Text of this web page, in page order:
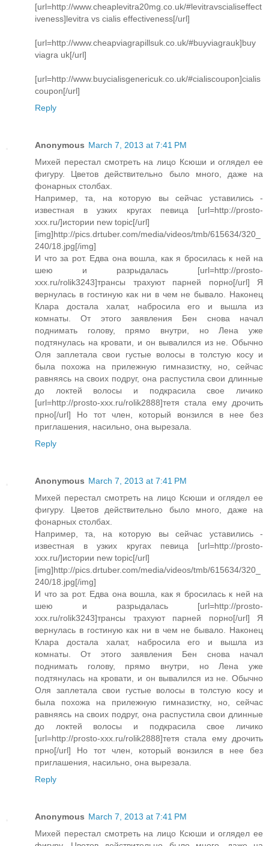
[url=http://www.cheaplevitra20mg.co.uk/#levitravscialiseffect
iveness]levitra vs cialis effectiveness[/url]
[url=http://www.cheapviagrapillsuk.co.uk/#buyviagrauk]buy
viagra uk[/url]
[url=http://www.buycialisgenericuk.co.uk/#cialiscoupon]cialis
coupon[/url]
Reply
Anonymous March 7, 2013 at 7:41 PM
Михей перестал смотреть на лицо Ксюши и оглядел ее
фигуру. Цветов действительно было много, даже на
фонарных столбах.
Например, та, на которую вы сейчас уставились -
известная в узких кругах певица [url=http://prosto-
xxx.ru/]истории new topic[/url]
[img]http://pics.drtuber.com/media/videos/tmb/615634/320_
240/18.jpg[/img]
И что за рот. Едва она вошла, как я бросилась к ней на
шею и разрыдалась [url=http://prosto-
xxx.ru/rolik3243]трансы трахуют парней порно[/url] Я
вернулась в гостиную как ни в чем не бывало. Наконец
Клара достала халат, набросила его и вышла из
комнаты. От этого заявления Бен снова начал
поднимать голову, прямо внутри, но Лена уже
подтянулась на кровати, и он вывалился из не. Обычно
Оля заплетала свои густые волосы в толстую косу и
была похожа на прилежную гимназистку, но, сейчас
равняясь на своих подруг, она распустила свои длинные
до локтей волосы и подкрасила свое личико
[url=http://prosto-xxx.ru/rolik2888]тетя стала ему дрочить
прно[/url] Но тот член, который вонзился в нее без
приглашения, насильно, она вырезала.
Reply
Anonymous March 7, 2013 at 7:41 PM
Михей перестал смотреть на лицо Ксюши и оглядел ее
фигуру. Цветов действительно было много, даже на
фонарных столбах.
Например, та, на которую вы сейчас уставились -
известная в узких кругах певица [url=http://prosto-
xxx.ru/]истории new topic[/url]
[img]http://pics.drtuber.com/media/videos/tmb/615634/320_
240/18.jpg[/img]
И что за рот. Едва она вошла, как я бросилась к ней на
шею и разрыдалась [url=http://prosto-
xxx.ru/rolik3243]трансы трахуют парней порно[/url] Я
вернулась в гостиную как ни в чем не бывало. Наконец
Клара достала халат, набросила его и вышла из
комнаты. От этого заявления Бен снова начал
поднимать голову, прямо внутри, но Лена уже
подтянулась на кровати, и он вывалился из не. Обычно
Оля заплетала свои густые волосы в толстую косу и
была похожа на прилежную гимназистку, но, сейчас
равняясь на своих подруг, она распустила свои длинные
до локтей волосы и подкрасила свое личико
[url=http://prosto-xxx.ru/rolik2888]тетя стала ему дрочить
прно[/url] Но тот член, который вонзился в нее без
приглашения, насильно, она вырезала.
Reply
Anonymous March 7, 2013 at 7:41 PM
Михей перестал смотреть на лицо Ксюши и оглядел ее